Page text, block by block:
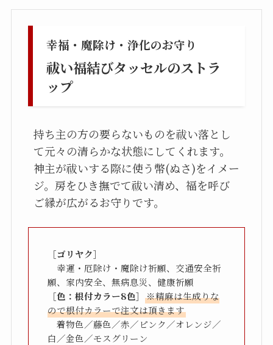
幸福・魔除け・浄化のお守り
祓い福結びタッセルのストラ
ップ
持ち主の方の要らないものを祓い落とし
て元々の清らかな状態にしてくれます。
神主が祓いする際に使う幣(ぬさ)をイメー
ジ。房をひき撫でて祓い清め、福を呼び
ご縁が広がるお守りです。
［ゴリヤク］
幸運・厄除け・魔除け祈願、交通安全祈
［色：根付カラー8色］※精麻は生成りな
ので根付カラーで注文は頂きます
着物色／藤色／赤／ピンク／オレンジ／